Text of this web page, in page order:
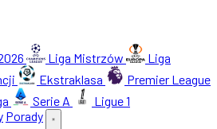
Liga Mistrzów
Liga
Ekstraklasa
Premier League
Serie A
Ligue 1
Porady